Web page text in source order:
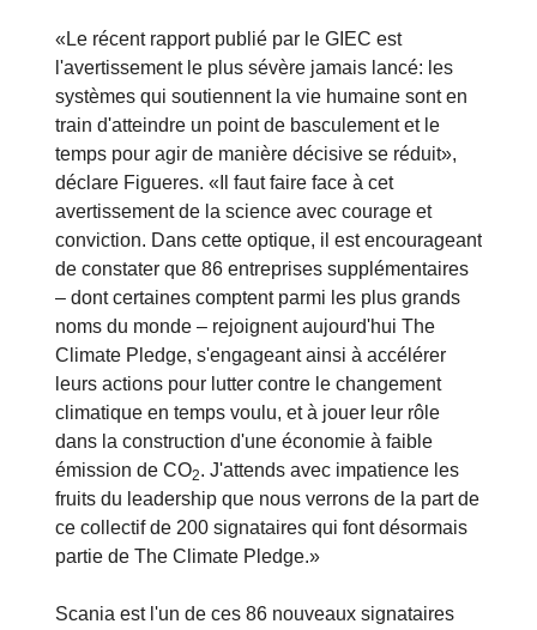
«Le récent rapport publié par le GIEC est
l'avertissement le plus sévère jamais lancé: les
systèmes qui soutiennent la vie humaine sont en
train d'atteindre un point de basculement et le
temps pour agir de manière décisive se réduit»,
déclare Figueres. «Il faut faire face à cet
avertissement de la science avec courage et
conviction. Dans cette optique, il est encourageant
de constater que 86 entreprises supplémentaires
– dont certaines comptent parmi les plus grands
noms du monde – rejoignent aujourd'hui The
Climate Pledge, s'engageant ainsi à accélérer
leurs actions pour lutter contre le changement
climatique en temps voulu, et à jouer leur rôle
dans la construction d'une économie à faible
émission de CO2. J'attends avec impatience les
fruits du leadership que nous verrons de la part de
ce collectif de 200 signataires qui font désormais
partie de The Climate Pledge.»
Scania est l'un de ces 86 nouveaux signataires